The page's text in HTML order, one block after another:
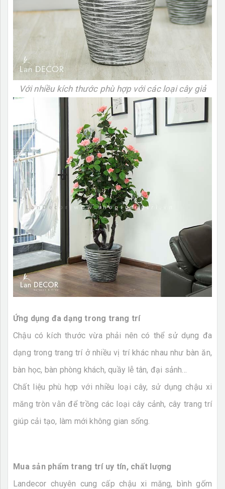
Với nhiều kích thước phù hợp với các loại cây giả
Ứng dụng đa dạng trong trang trí
Chậu có kích thước vừa phải nên có thể sử dụng đa
dạng trong trang trí ở nhiều vị trí khác nhau như bàn ăn,
bàn học, bàn phòng khách, quầy lễ tân, đại sảnh...
Chất liệu phù hợp với nhiều loại cây, sử dụng chậu xi
măng tròn vằn để trồng các loại cây cảnh, cây trang trí
giúp cải tạo, làm mới không gian sống.
Mua sản phẩm trang trí uy tín, chất lượng
Landecor chuyên cung cấp chậu xi măng, bình gốm